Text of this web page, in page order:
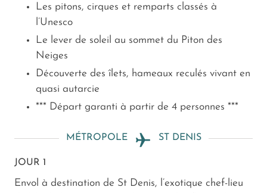
Les pitons, cirques et remparts classés à
l’Unesco
Le lever de soleil au sommet du Piton des
Neiges
Découverte des îlets, hameaux reculés vivant en
quasi autarcie
*** Départ garanti à partir de 4 personnes ***
MÉTROPOLE ST DENIS
JOUR 1
Envol à destination de St Denis, l’exotique chef-lieu